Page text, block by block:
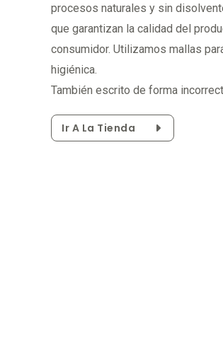
procesos naturales y sin
que garantizan la calidad del
consumidor. Utilizamos mallas
higiénica.
También escrito de forma
Ir A La Tienda